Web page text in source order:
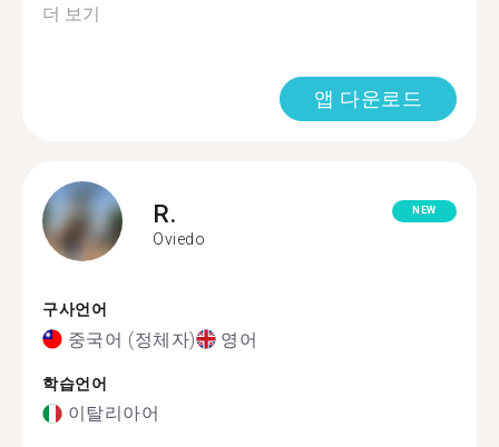
더 보기
앱 다운로드
R.
Oviedo
NEW
구사언어
중국어 (정체자) 영어
학습언어
이탈리아어